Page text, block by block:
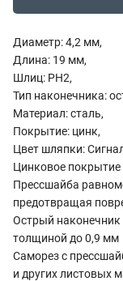
Диаметр: 4,2 мм,
Длина: 19 мм,
Шлиц: PН2,
Тип наконечника:
Материал: сталь,
Покрытие: цинк,
Цвет шляпки:
Цинковое
Прессшайба
предотвращая
Острый наконечник
толщиной до 0,9 мм
Саморез с
и других листовых